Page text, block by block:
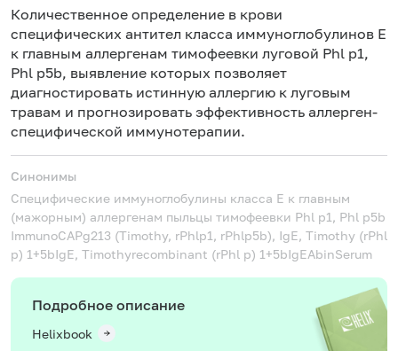
Количественное определение в крови
специфических антител класса иммуноглобулинов E
к главным аллергенам тимофеевки луговой Phl p1,
Phl p5b, выявление которых позволяет
диагностировать истинную аллергию к луговым
травам и прогнозировать эффективность аллерген-
специфической иммунотерапии.
Синонимы
Специфические иммуноглобулины класса Е к главным
(мажорным) аллергенам пыльцы тимофеевки Phl p1, Phl p5b
ImmunoCAPg213 (Timothy, rPhlp1, rPhlp5b), IgE, Timothy (rPhl
p) 1+5bIgE, Timothyrecombinant (rPhl p) 1+5bIgEAbinSerum
Подробное описание
Helixbook